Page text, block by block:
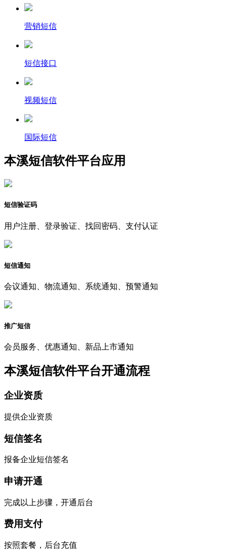
营销短信
短信接口
视频短信
国际短信
本溪短信软件平台应用
短信验证码
用户注册、登录验证、找回密码、支付认证
短信通知
会议通知、物流通知、系统通知、预警通知
推广短信
会员服务、优惠通知、新品上市通知
本溪短信软件平台开通流程
企业资质
提供企业资质
短信签名
报备企业短信签名
申请开通
完成以上步骤，开通后台
费用支付
按照套餐，后台充值